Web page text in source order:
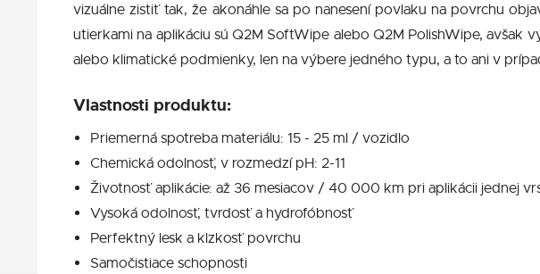
vizuálne zistiť tak, že akonáhle sa po nanesení povlaku na povrchu
utierkami na aplikáciu sú Q2M SoftWipe alebo Q2M PolishWipe,
alebo klimatické podmienky, len na výbere jedného typu, a to ani v
Vlastnosti produktu:
Priemerná spotreba materiálu: 15 - 25 ml / vozidlo
Chemická odolnosť, v rozmedzí pH: 2-11
Životnosť aplikácie: až 36 mesiacov / 40 000 km pri aplikácii jednej
Vysoká odolnosť, tvrdosť a hydrofóbnosť
Perfektný lesk a klzkosť povrchu
Samočistiace schopnosti